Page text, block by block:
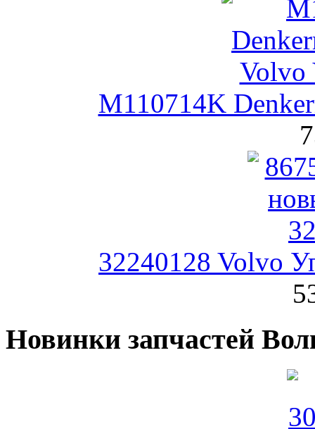
M110714K
32240128 Volvo
Новинки запчастей